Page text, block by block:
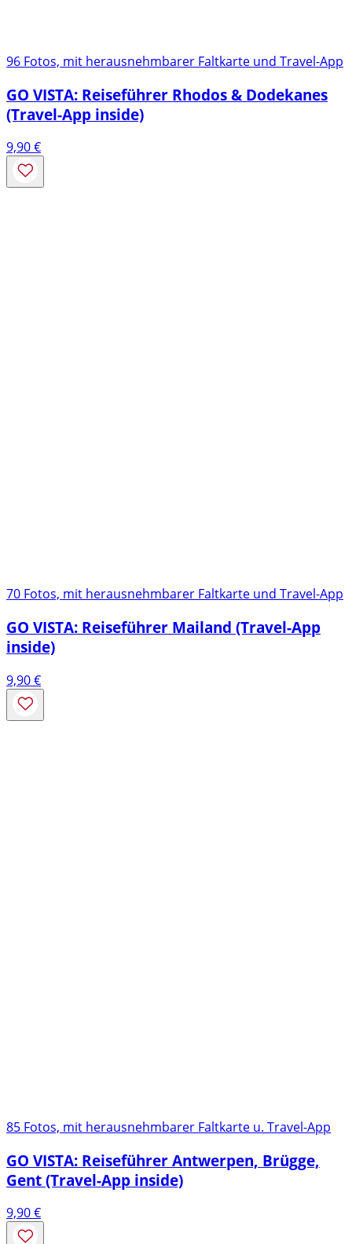
96 Fotos, mit herausnehmbarer Faltkarte und Travel-App
GO VISTA: Reiseführer Rhodos & Dodekanes
(Travel-App inside)
9,90€
70 Fotos, mit herausnehmbarer Faltkarte und Travel-App
GO VISTA: Reiseführer Mailand (Travel-App
inside)
9,90€
85 Fotos, mit herausnehmbarer Faltkarte u. Travel-App
GO VISTA: Reiseführer Antwerpen, Brügge,
Gent (Travel-App inside)
9,90€